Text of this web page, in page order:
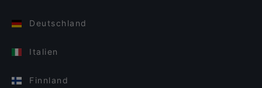
Deutschland
Italien
Finnland